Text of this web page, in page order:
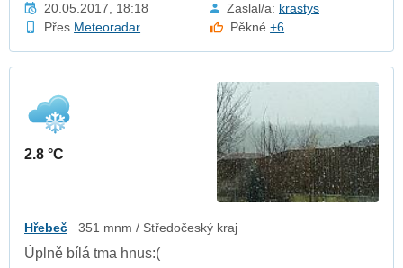
20.05.2017, 18:18 Zaslal/a: krastys
Přes Meteoradar Pěkné+6
2.8 °C
Hřebeč 351 mnm / Středočeský kraj
Úplně bílá tma hnus:(